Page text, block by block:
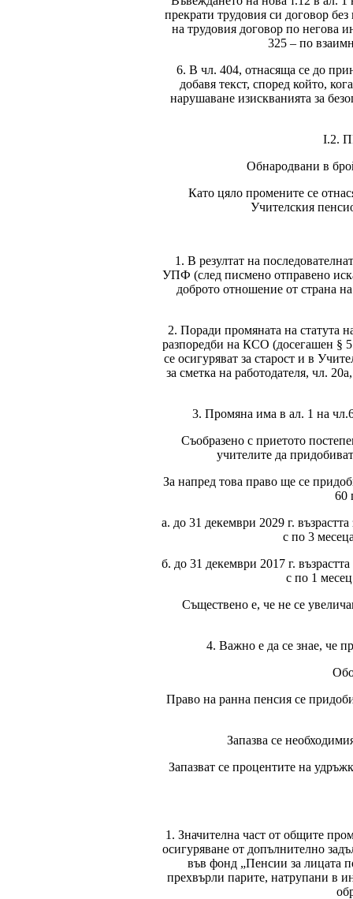
прекрати трудовия си договор
на трудовия договор по негова
325 – по
6. В чл. 404, отнасяща се до
добавя текст, според който,
нарушаване изискванията за
І.2.
Обнародвани в
Като цяло промените се
Учителския
1. В резултат на
УПФ (след писмено отправено
доброто отношение от страна
2. Поради промяната на статута
разпоредби на КСО (досегашен § 5
се осигуряват за старост и в
за сметка на работодателя, чл.
3. Промяна има в ал. 1 на
Съобразено с приетото
учителите да
За напред това право ще се
60
а. до 31 декември 2029 г.
с по 3
б. до 31 декември 2017 г.
с по 1
Съществено е, че не се
4. Важно е да се знае, че
Право на ранна пенсия се
Запазва се
Запазват се процентите на
1. Значителна част от общите
осигуряване от допълнително
във фонд „Пенсии за лицата
прехвърли парите, натрупани в